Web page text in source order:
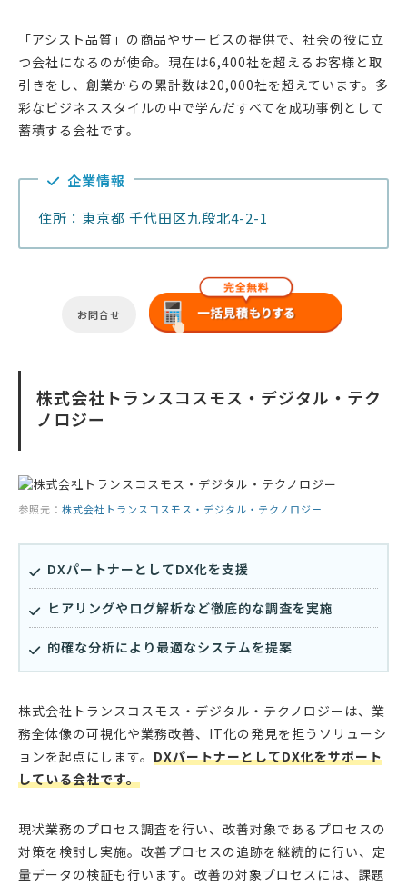
「アシスト品質」の商品やサービスの提供で、社会の役に立
つ会社になるのが使命。現在は6,400社を超えるお客様と取
引きをし、創業からの累計数は20,000社を超えています。多
彩なビジネススタイルの中で学んだすべてを成功事例として
蓄積する会社です。
企業情報
住所：東京都 千代田区九段北4-2-1
お問合せ
株式会社トランスコスモス・デジタル・テク
ノロジー
参照元： 株式会社トランスコスモス・デジタル・テクノロジー
DXパートナーとしてDX化を支援
ヒアリングやログ解析など徹底的な調査を実施
的確な分析により最適なシステムを提案
株式会社トランスコスモス・デジタル・テクノロジーは、業
務全体像の可視化や業務改善、IT化の発見を担うソリューシ
ョンを起点にします。 DXパートナーとしてDX化をサポート
している会社です。
現状業務のプロセス調査を行い、改善対象であるプロセスの
対策を検討し実施。改善プロセスの追跡を継続的に行い、定
量データの検証も行います。改善の対象プロセスには、課題